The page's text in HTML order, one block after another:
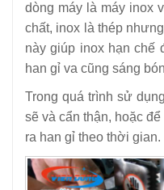
dòng máy là máy inox
chất, inox là thép
này giúp inox hạn chế
han gỉ va cũng sáng
Trong quá trình sử
sẽ và cẩn thận, hoặc
ra han gỉ theo thời gian.